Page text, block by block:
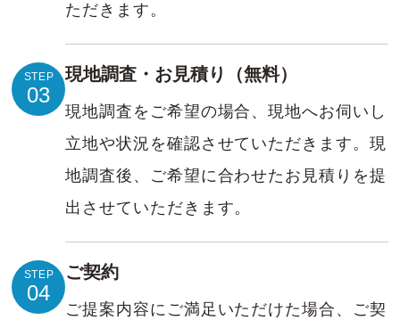
ただきます。
STEP
03
現地調査・お見積り（無料）
現地調査をご希望の場合、現地へお伺いし
立地や状況を確認させていただきます。現
地調査後、ご希望に合わせたお見積りを提
出させていただきます。
STEP
04
ご契約
ご提案内容にご満足いただけた場合、ご契